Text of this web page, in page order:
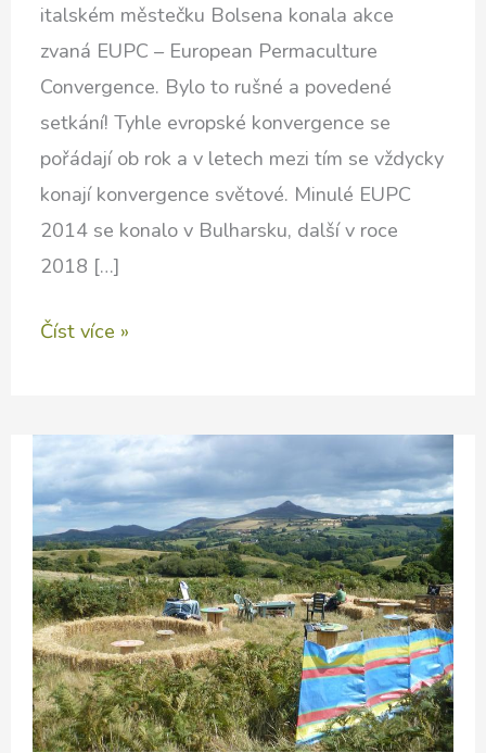
italském městečku Bolsena konala akce
zvaná EUPC – European Permaculture
Convergence. Bylo to rušné a povedené
setkání! Tyhle evropské konvergence se
pořádají ob rok a v letech mezi tím se vždycky
konají konvergence světové. Minulé EUPC
2014 se konalo v Bulharsku, další v roce
2018 […]
Evropská
v
Itálii
Číst více »